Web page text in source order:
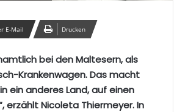
E-Mail Drucken
bei den Maltesern, als
Krankenwagen. Das macht
ein anderes Land, auf einen
erzählt Nicoleta Thiermeyer. In